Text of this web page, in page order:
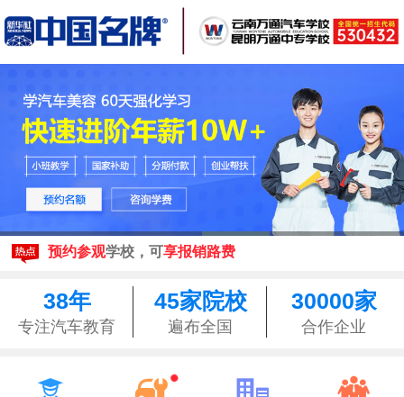
来校参观均可享昆明免费接站
预约参观学校，可享报销路费
来校参观均可享昆明
预约参观
学校，可享报销路费
38年
专注汽车教育
45家院校
遍布全国
30000家
合作企业